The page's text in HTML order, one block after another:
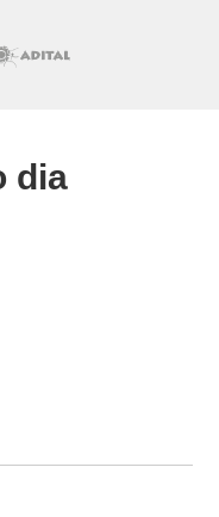
dia